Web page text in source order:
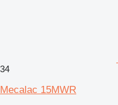
34
Mecalac 15MWR